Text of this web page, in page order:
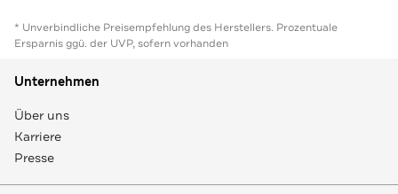
* Unverbindliche Preisempfehlung des Herstellers. Prozentuale
Ersparnis ggü. der UVP, sofern vorhanden
Unternehmen
Über uns
Karriere
Presse